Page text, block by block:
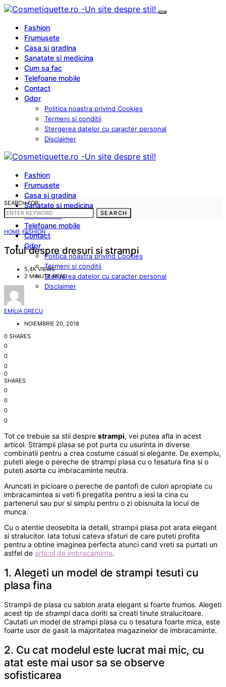
Fashion
Frumusete
Casa si gradina
Sanatate si medicina
Cum sa fac
Telefoane mobile
Contact
Gdpr
Politica noastra privind Cookies
Termeni si conditii
Stergerea datelor cu caracter personal
Disclaimer
Fashion
Frumusete
Casa si gradina
Sanatate si medicina
Cum sa fac
Telefoane mobile
Contact
Gdpr
Politica noastra privind Cookies
Termeni si conditii
Stergerea datelor cu caracter personal
Disclaimer
SEARCH FOR:
SEARCH
HOME FASHION
Totul despre dresuri si strampi
5,4K VIEWS
2 MINUTE READ
EMILIA GRECU
NOIEMBRIE 20, 2018
0 SHARES
0
0
0
0
SHARES
0
0
0
0
Tot ce trebuie sa stii despre strampi, vei putea afla in acest
articol. Strampii plasa se pot purta cu usurinta in diverse
combinatii pentru a crea costume casual si elegante. De exemplu,
puteti alege o pereche de strampi plasa cu o tesatura fina si o
puteti asorta cu imbracaminte neutra.
Aruncati in picioare o pereche de pantofi de culori apropiate cu
imbracamintea si veti fi pregatita pentru a iesi la cina cu
partenerul sau pur si simplu pentru o zi obisnuita la locul de
munca.
Cu o atentie deosebita la detalii, strampii plasa pot arata elegant
si stralucitor. Iata totusi cateva sfaturi de care puteti profita
pentru a obtine imaginea perfecta atunci cand vreti sa purtati un
astfel de articol de imbracaminte.
1. Alegeti un model de strampi tesuti cu
plasa fina
Strampii de plasa cu sablon arata elegant si foarte frumos. Alegeti
acest tip de strampidaca doriti sa creati tinute stralucitoare.
Cautati un model de strampi plasa cu o tesatura foarte mica, este
foarte usor de gasit la majoritatea magazinelor de imbracaminte.
2. Cu cat modelul este lucrat mai mic, cu
atat este mai usor sa se observe
sofisticarea